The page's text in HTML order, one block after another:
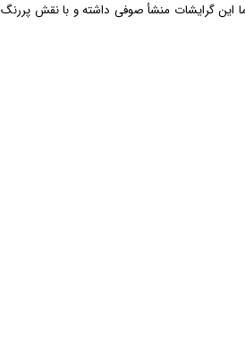
این گرایشات منشأ صوفی داشته و با نقش پررنگ